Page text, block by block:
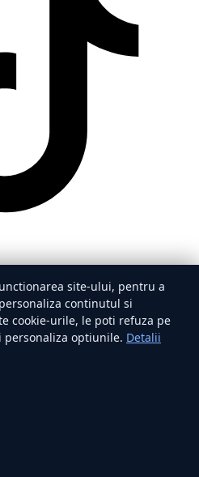
site-ului, pentru a
continutul si
cookie-urile, le poti refuza pe
personaliza optiunile. Detalii